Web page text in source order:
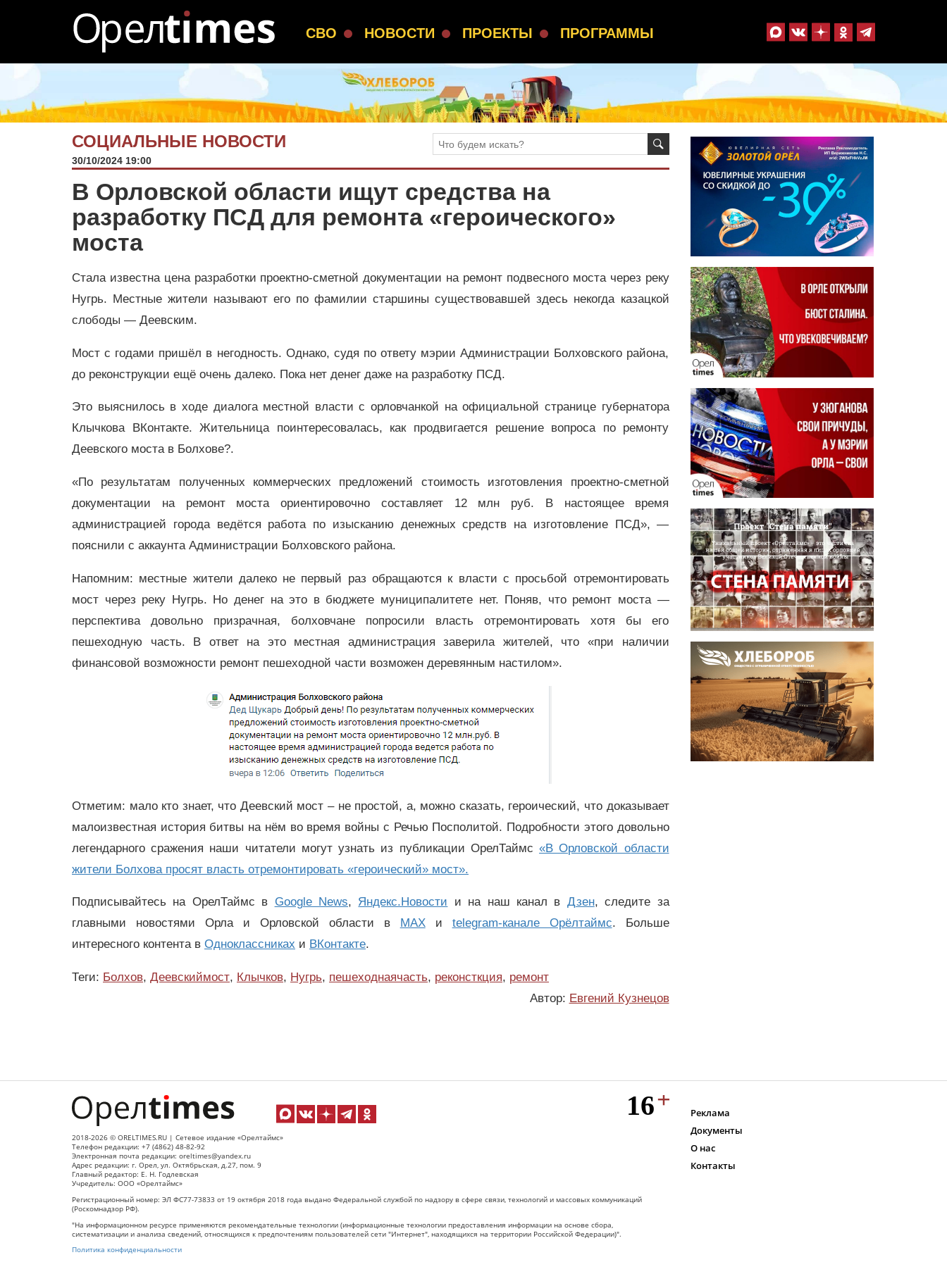
СВО НОВОСТИ ПРОЕКТЫ ПРОГРАММЫ
СОЦИАЛЬНЫЕ НОВОСТИ
30/10/2024 19:00
В Орловской области ищут средства на
разработку ПСД для ремонта «героического»
моста
Стала известна цена разработки проектно-сметной документации на ремонт подвесного моста через реку
Нугрь. Местные жители называют его по фамилии старшины существовавшей здесь некогда казацкой
слободы — Деевским.
Мост с годами пришёл в негодность. Однако, судя по ответу мэрии Администрации Болховского района,
до реконструкции ещё очень далеко. Пока нет денег даже на разработку ПСД.
Это выяснилось в ходе диалога местной власти с орловчанкой на официальной странице губернатора
Клычкова ВКонтакте. Жительница поинтересовалась, как продвигается решение вопроса по ремонту
Деевского моста в Болхове?.
«По результатам полученных коммерческих предложений стоимость изготовления проектно-сметной
документации на ремонт моста ориентировочно составляет 12 млн руб. В настоящее время
администрацией города ведётся работа по изысканию денежных средств на изготовление ПСД», —
пояснили с аккаунта Администрации Болховского района.
Напомним: местные жители далеко не первый раз обращаются к власти с просьбой отремонтировать
мост через реку Нугрь. Но денег на это в бюджете муниципалитете нет. Поняв, что ремонт моста —
перспектива довольно призрачная, болховчане попросили власть отремонтировать хотя бы его
пешеходную часть. В ответ на это местная администрация заверила жителей, что «при наличии
финансовой возможности ремонт пешеходной части возможен деревянным настилом».
Отметим: мало кто знает, что Деевский мост – не простой, а, можно сказать, героический, что доказывает
малоизвестная история битвы на нём во время войны с Речью Посполитой. Подробности этого довольно
легендарного сражения наши читатели могут узнать из публикации ОрелТаймс«В Орловской области
жители Болхова просят власть отремонтировать «героический» мост».
Подписывайтесь на ОрелТаймс в Google News, Яндекс.Новости и на наш канал в Дзен, следите за
главными новостями Орла и Орловской области в
MAXи telegram-канале Орёлтаймс. Больше
интересного контента в Одноклассниках и ВКонтакте.
Теги: Болхов, Деевскиймост, Клычков, Нугрь, пешеходнаячасть, реконсткция, ремонт
Автор: Евгений Кузнецов
2018-2026 © ORELTIMES.RU | Сетевое издание «Орелтаймс»
Телефон редакции: +7 (4862) 48-82-92
Электронная почта редакции: oreltimes@yandex.ru
Адрес редакции: г. Орел, ул. Октябрьская, д.27, пом. 9
Главный редактор: Е. Н. Годлевская
Учредитель: ООО «Орелтаймс»
Регистрационный номер: ЭЛ ФС77-73833 от 19 октября 2018 года выдано Федеральной службой по надзору в сфере связи, технологий и массовых коммуникаций
(Роскомнадзор РФ).
"На информационном ресурсе применяются рекомендательные технологии (информационные технологии предоставления информации на основе сбора,
систематизации и анализа сведений, относящихся к предпочтениям пользователей сети "Интернет", находящихся на территории Российской Федерации)".
Политика конфиденциальности
Реклама
Документы
О нас
Контакты